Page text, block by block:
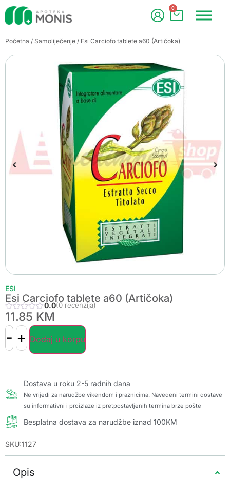
0
Početna / Samoliječenje / Esi Carciofo tablete a60 (Artičoka)
ESI
Esi Carciofo tablete a60 (Artičoka)
0.0(0 recenzija)
11.85 KM
- + Dodaj u korpu
Dostava u roku 2-5 radnih dana
Ne vrijedi za narudžbe vikendom i praznicima. Navedeni termini dostave
su informativni i proizlaze iz pretpostavljenih termina brze pošte
Besplatna dostava za narudžbe iznad 100KM
SKU:1127
Opis